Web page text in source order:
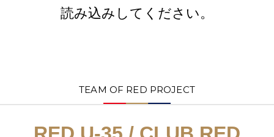
読み込みしてください。
TEAM OF RED PROJECT